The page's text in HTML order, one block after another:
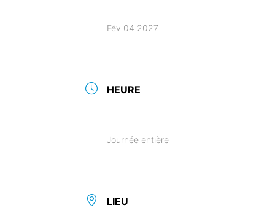
Fév 04 2027
HEURE
Journée entière
LIEU